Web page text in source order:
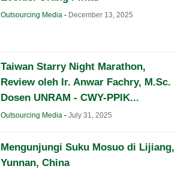
Outsourcing Media - December 13, 2025
Taiwan Starry Night Marathon,
Review oleh Ir. Anwar Fachry, M.Sc.
Dosen UNRAM - CWY-PPIK...
Outsourcing Media- July 31, 2025
Mengunjungi Suku Mosuo di Lijiang,
Yunnan, China